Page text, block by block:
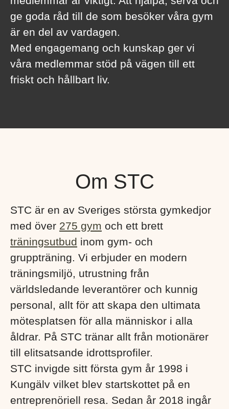
ge goda råd till de som besöker våra gym
är en del av vardagen.
Med engagemang och kunskap ger vi
våra medlemmar stöd på vägen till ett
friskt och hållbart liv.
Om STC
STC är en av Sveriges största gymkedjor
med över 275 gym och ett brett
träningsutbud inom gym- och
gruppträning. Vi erbjuder en modern
träningsmiljö, utrustning från
världsledande leverantörer och kunnig
personal, allt för att skapa den ultimata
mötesplatsen för alla människor i alla
åldrar. På STC tränar allt från motionärer
till elitsatsande idrottsprofiler.
STC invigde sitt första gym år 1998 i
Kungälv vilket blev startskottet på en
entreprenöriell resa. Sedan år 2018 ingår